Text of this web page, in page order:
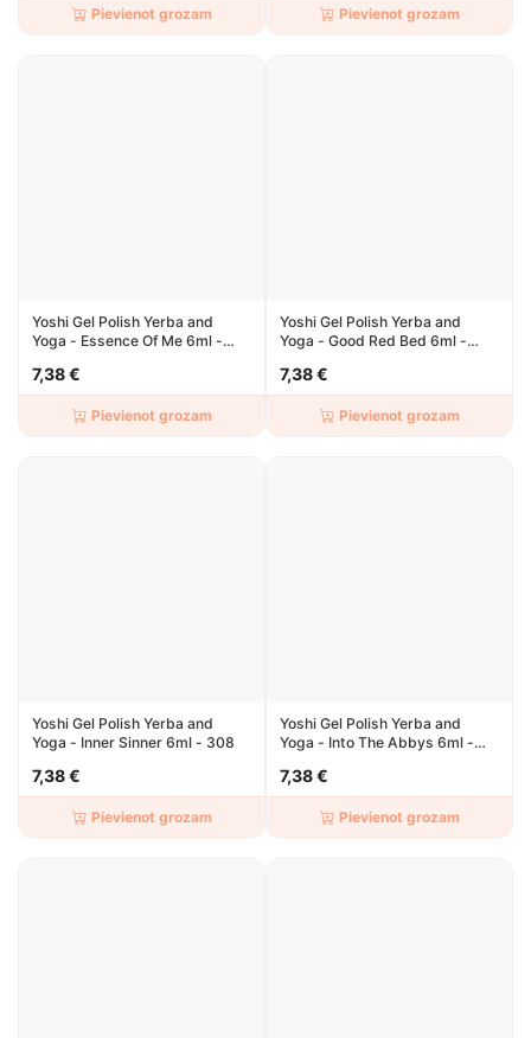
Pievienot grozam Pievienot grozam
Yoshi Gel Polish Yerba and
Yoga - Essence Of Me 6ml -
7,38 €
Pievienot grozam
Yoshi Gel Polish Yerba and
Yoga - Good Red Bed 6ml -
7,38 €
Pievienot grozam
Yoshi Gel Polish Yerba and
Yoga - Inner Sinner 6ml - 308
7,38 €
Pievienot grozam
Yoshi Gel Polish Yerba and
Yoga - Into The Abbys 6ml -
7,38 €
Pievienot grozam